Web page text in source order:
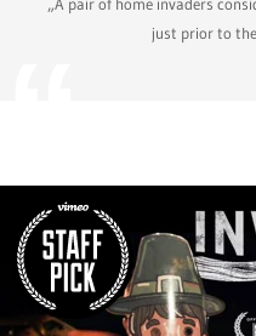
just prior to